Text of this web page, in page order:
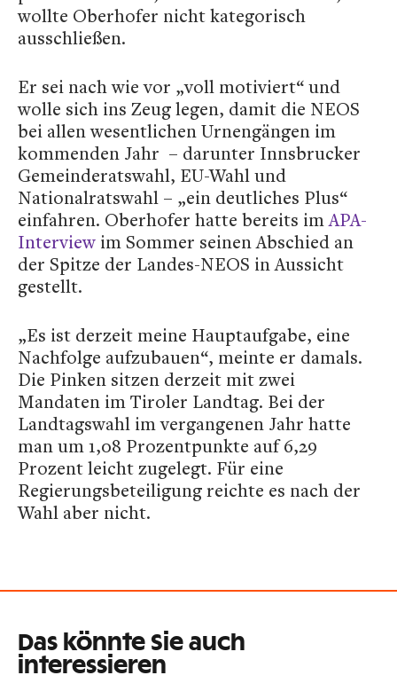
wollte Oberhofer nicht kategorisch
ausschließen.
Er sei nach wie vor „voll motiviert“ und
wolle sich ins Zeug legen, damit die NEOS
bei allen wesentlichen Urnengängen im
kommenden Jahr – darunter Innsbrucker
Gemeinderatswahl, EU-Wahl und
Nationalratswahl – „ein deutliches Plus“
einfahren. Oberhofer hatte bereits imAPA-
Interview im Sommer seinen Abschied an
der Spitze der Landes-NEOS in Aussicht
gestellt.
„Es ist derzeit meine Hauptaufgabe, eine
Nachfolge aufzubauen“, meinte er damals.
Die Pinken sitzen derzeit mit zwei
Mandaten im Tiroler Landtag. Bei der
Landtagswahl im vergangenen Jahr hatte
man um 1,08 Prozentpunkte auf 6,29
Prozent leicht zugelegt. Für eine
Regierungsbeteiligung reichte es nach der
Wahl aber nicht.
Das könnte Sie auch
interessieren